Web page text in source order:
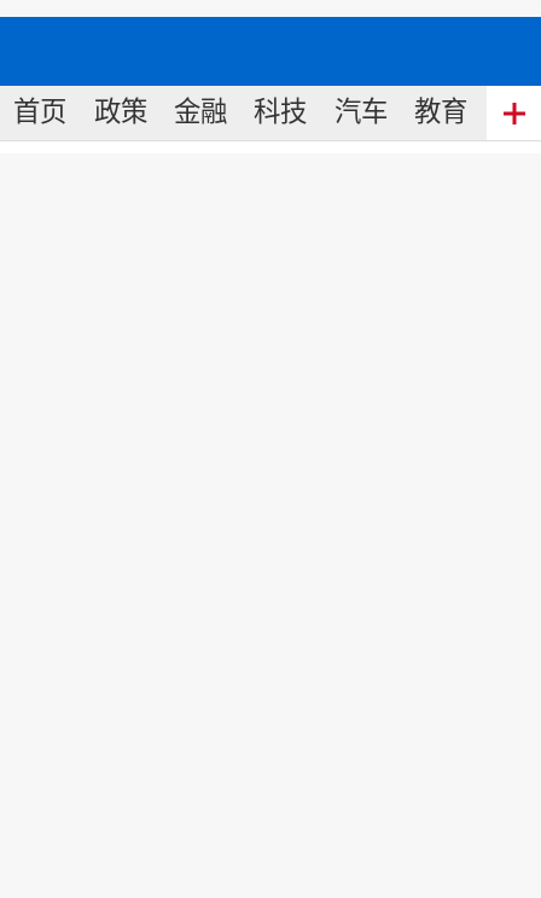
首页 政策 金融 科技 汽车 教育 食